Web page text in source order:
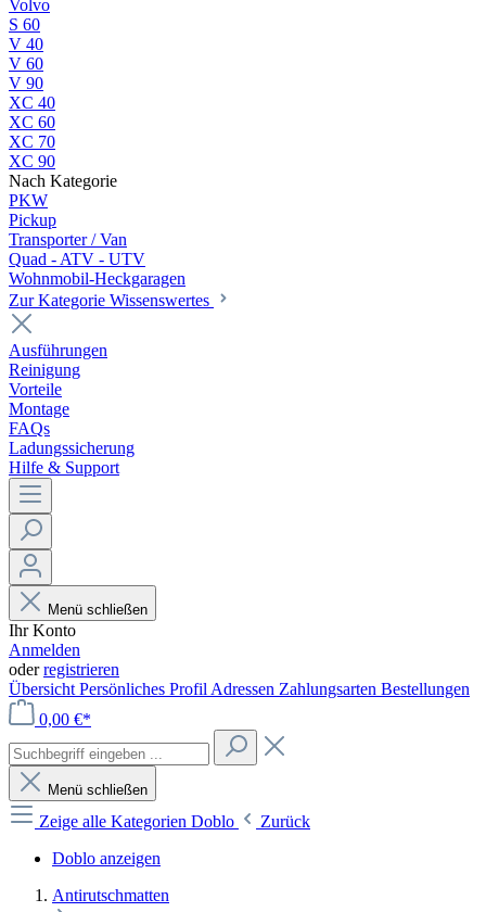
Volvo
S 60
V 40
V 60
V 90
XC 40
XC 60
XC 70
XC 90
Nach Kategorie
PKW
Pickup
Transporter / Van
Quad - ATV - UTV
Wohnmobil-Heckgaragen
Zur Kategorie Wissenswertes
Ausführungen
Reinigung
Vorteile
Montage
FAQs
Ladungssicherung
Hilfe & Support
Menü schließen
Ihr Konto
Anmelden
oderregistrieren
Übersicht Persönliches Profil Adressen Zahlungsarten Bestellungen
0,00 €*
Menü schließen
Zeige alle Kategorien Doblo
Zurück
Doblo anzeigen
Antirutschmatten